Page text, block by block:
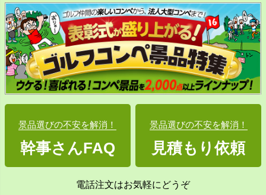
景品選びの不安を解消！
幹事さんFAQ
景品選びの不安を解消！
見積もり依頼
電話注文はお気軽にどうぞ